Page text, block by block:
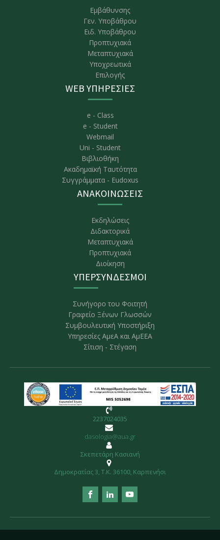
Εμβάθυνσης
Γεν. Υποβάθρου
Ειδ. Υποβάθρου
Προπτυχιακά
Μεταπτυχιακά
Υποχρεωτικά
Επιλογής
WEB ΥΠΗΡΕΣΙΕΣ
e - Class
e - Student
Webmail
Uni - Student
Βιβλιοθήκη
Ακαδημαϊκή Ταυτότητα
Συγγράμματα - Eudoxus
ΑΝΑΚΟΙΝΩΣΕΙΣ
Εκδηλώσεις
Διδακτορικά
Μεταπτυχιακά
Προπτυχιακά
Διοίκηση
ΥΠΕΡΣΥΝΔΕΣΜΟΙ
Συνήγορο του Φοιτητή
Γραφείο Ξένων Γλωσσών
Συμβουλευτική Υποστήριξη
Υπηρεσίες ΑμεΑ και ΑμΕΕΑ
Σίτιση - Στέγαση
2237024035
dasologia@aua.gr
Σκεπετάρη Κασιανή
Δημοκρατίας 3, Τ.Κ. 36100, Kαρπενήσι